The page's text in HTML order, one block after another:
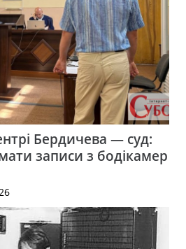
Бердичева — суд:
записи з бодікамер